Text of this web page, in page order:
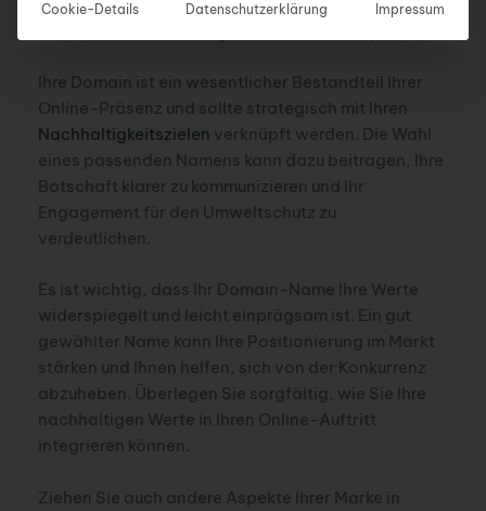
Ihre Domain ist ein wesentlicher Bestandteil Ihrer
Online-Präsenz und sollte strategisch mit Ihren
Nachhaltigkeitszielen verknüpft werden. Die Wahl
eines passenden Namens kann dazu beitragen, Ihre
Botschaft klarer zu kommunizieren und Ihr
Engagement für den Umweltschutz zu
verdeutlichen.
Es ist wichtig, dass Ihr Domain-Name Ihre Werte
widerspiegelt und leicht einprägsam ist. Ein gut
gewählter Name kann Ihre Positionierung im Markt
stärken und Ihnen helfen, sich von der Konkurrenz
abzuheben. Überlegen Sie sorgfältig, wie Sie Ihre
nachhaltigen Werte in Ihren Online-Auftritt
integrieren können.
Ziehen Sie auch andere Aspekte Ihrer Marke in
Cookie-Details Datenschutzerklärung Impressum